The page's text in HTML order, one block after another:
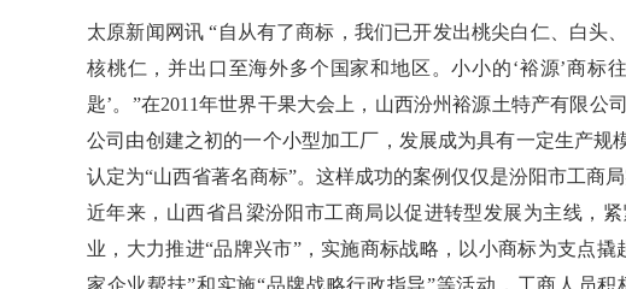
太原新闻网讯 “自从有了商标，我们已开发出桃尖白仁、白头
核桃仁，并出口至海外多个国家和地区。小小的‘裕源’商标
匙’。”在2011年世界干果大会上，山西汾州裕源土特产有限
公司由创建之初的一个小型加工厂，发展成为具有一定生产规
认定为“山西省著名商标”。这样成功的案例仅仅是汾阳市工商
近年来，山西省吕梁汾阳市工商局以促进转型发展为主线，
业，大力推进“品牌兴市”，实施商标战略，以小商标为支点
家企业帮扶”和实施“品牌战略行政指导”等活动，工商人员